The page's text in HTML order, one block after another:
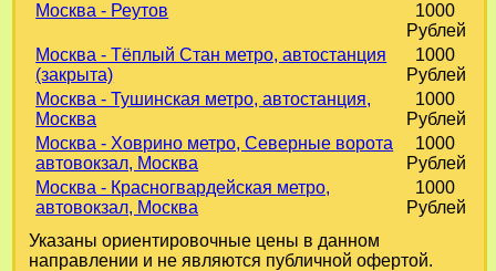
Москва - Реутов
1000
Рублей
Москва - Тёплый Стан метро, автостанция
(закрыта)
1000
Рублей
Москва - Тушинская метро, автостанция,
Москва
1000
Рублей
Москва - Ховрино метро, Северные ворота
автовокзал, Москва
1000
Рублей
Москва - Красногвардейская метро,
автовокзал, Москва
1000
Рублей
Указаны ориентировочные цены в данном
направлении и не являются публичной офертой.